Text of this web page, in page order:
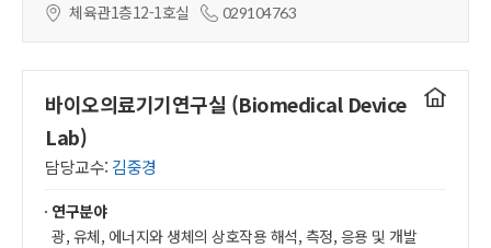
체육관1층12-1호실 029104763
바이오의료기기연구실 (Biomedical Device
Lab)
담당교수: 김중경
연구실
연구분야
광, 유체, 에너지와 생체의 상호작용 해석, 측정, 응용 및 개발